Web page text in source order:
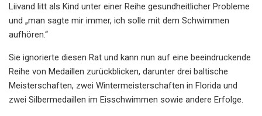
Liivand litt als Kind unter einer Reihe gesundheitlicher Probleme
und „man sagte mir immer, ich solle mit dem Schwimmen
aufhören.“
Sie ignorierte diesen Rat und kann nun auf eine beeindruckende
Reihe von Medaillen zurückblicken, darunter drei baltische
Meisterschaften, zwei Wintermeisterschaften in Florida und
zwei Silbermedaillen im Eisschwimmen sowie andere Erfolge.